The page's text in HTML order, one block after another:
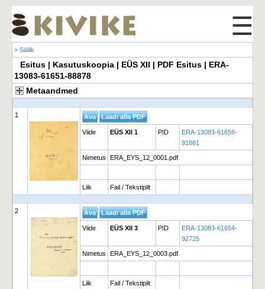
☰
> Säilik
Esitus | Kasutuskoopia | EÜS XII | PDF Esitus | ERA-
13083-61651-88878
Metaandmed
1
Viide EÜS XII 1 PID
ERA-13083-61658-
91881
Nimetus ERA_EYS_12_0001.pdf
Liik Fail / Tekstipilt
2
Viide EÜS XII 3 PID
ERA-13083-61654-
92725
Nimetus ERA_EYS_12_0003.pdf
Liik Fail / Tekstipilt